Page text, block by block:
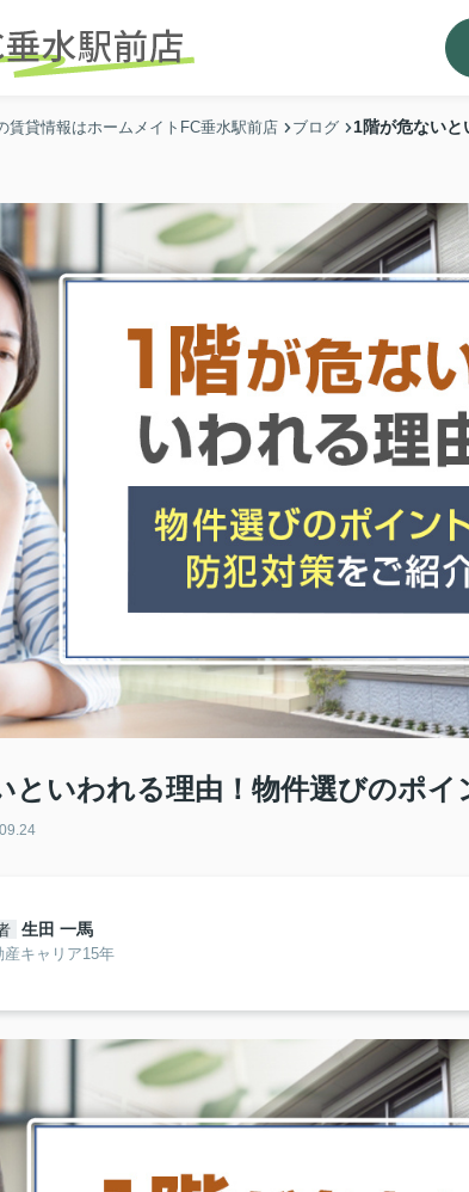
賃貸情報はホームメイトFC垂水駅前店 ブログ 1階が危ない
といわれる理由！物件選びのポ
生田 一馬
産キャリア15年